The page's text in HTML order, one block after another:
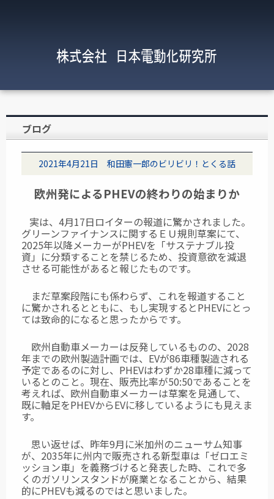
ブログ
2021年4月21日 和田憲一郎のビリビリ！とくる話
欧州発によるPHEVの終わりの始まりか
実は、4月17日ロイターの報道に驚かされました。
グリーンファイナンスに関するＥＵ規則草案にて、
2025年以降メーカーがPHEVを「サステナブル投
資」に分類することを禁じるため、投資意欲を減退
させる可能性があると報じたものです。
まだ草案段階にも係わらず、これを報道すること
に驚かされるとともに、もし実現するとPHEVにとっ
ては致命的になると思ったからです。
欧州自動車メーカーは反発しているものの、2028
年までの欧州製造計画では、EVが86車種製造される
予定であるのに対し、PHEVはわずか28車種に減って
いるとのこと。現在、販売比率が50:50であることを
考えれば、欧州自動車メーカーは草案を見通して、
既に軸足をPHEVからEVに移しているようにも見えま
す。
思い返せば、昨年9月に米加州のニューサム知事
が、2035年に州内で販売される新型車は「ゼロエミ
ッション車」を義務づけると発表した時、これで多
くのガソリンスタンドが廃業となることから、結果
的にPHEVも減るのではと思いました。